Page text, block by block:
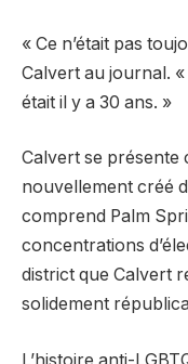
« Ce n’était pas
Calvert au journal. «
était il y a 30 ans. »
Calvert se présente
nouvellement créé
comprend Palm
concentrations
district que Calvert
solidement